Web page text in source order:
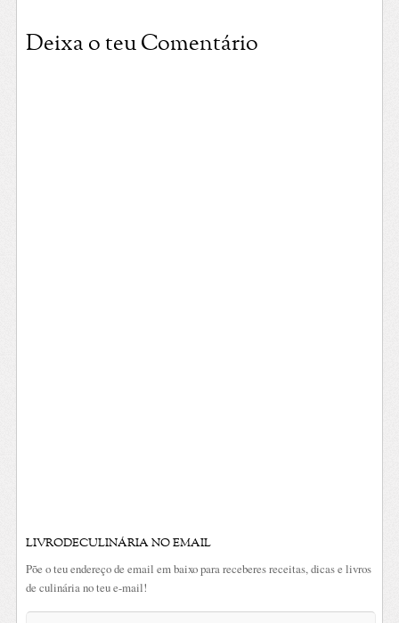
Deixa o teu Comentário
LIVRODECULINÁRIA NO EMAIL
Põe o teu endereço de email em baixo para receberes receitas, dicas e livros
de culinária no teu e-mail!